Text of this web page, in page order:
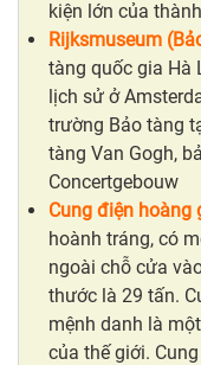
kiện lớn của
Rijksmuseum
tàng quốc gia Hà
lịch sử ở
trường Bảo tàng
tàng Van Gogh,
Concertgebouw
Cung điện hoàng
hoành tráng, có
ngoài chỗ cửa
thước là 29 tấn.
mệnh danh là
của thế giới.